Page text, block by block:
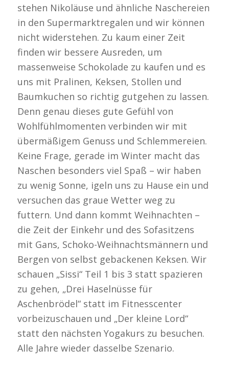
stehen Nikoläuse und ähnliche Naschereien
in den Supermarktregalen und wir können
nicht widerstehen. Zu kaum einer Zeit
finden wir bessere Ausreden, um
massenweise Schokolade zu kaufen und es
uns mit Pralinen, Keksen, Stollen und
Baumkuchen so richtig gutgehen zu lassen.
Denn genau dieses gute Gefühl von
Wohlfühlmomenten verbinden wir mit
übermäßigem Genuss und Schlemmereien.
Keine Frage, gerade im Winter macht das
Naschen besonders viel Spaß – wir haben
zu wenig Sonne, igeln uns zu Hause ein und
versuchen das graue Wetter weg zu
futtern. Und dann kommt Weihnachten –
die Zeit der Einkehr und des Sofasitzens
mit Gans, Schoko-Weihnachtsmännern und
Bergen von selbst gebackenen Keksen. Wir
schauen „Sissi“ Teil 1 bis 3 statt spazieren
zu gehen, „Drei Haselnüsse für
Aschenbrödel“ statt im Fitnesscenter
vorbeizuschauen und „Der kleine Lord“
statt den nächsten Yogakurs zu besuchen.
Alle Jahre wieder dasselbe Szenario.